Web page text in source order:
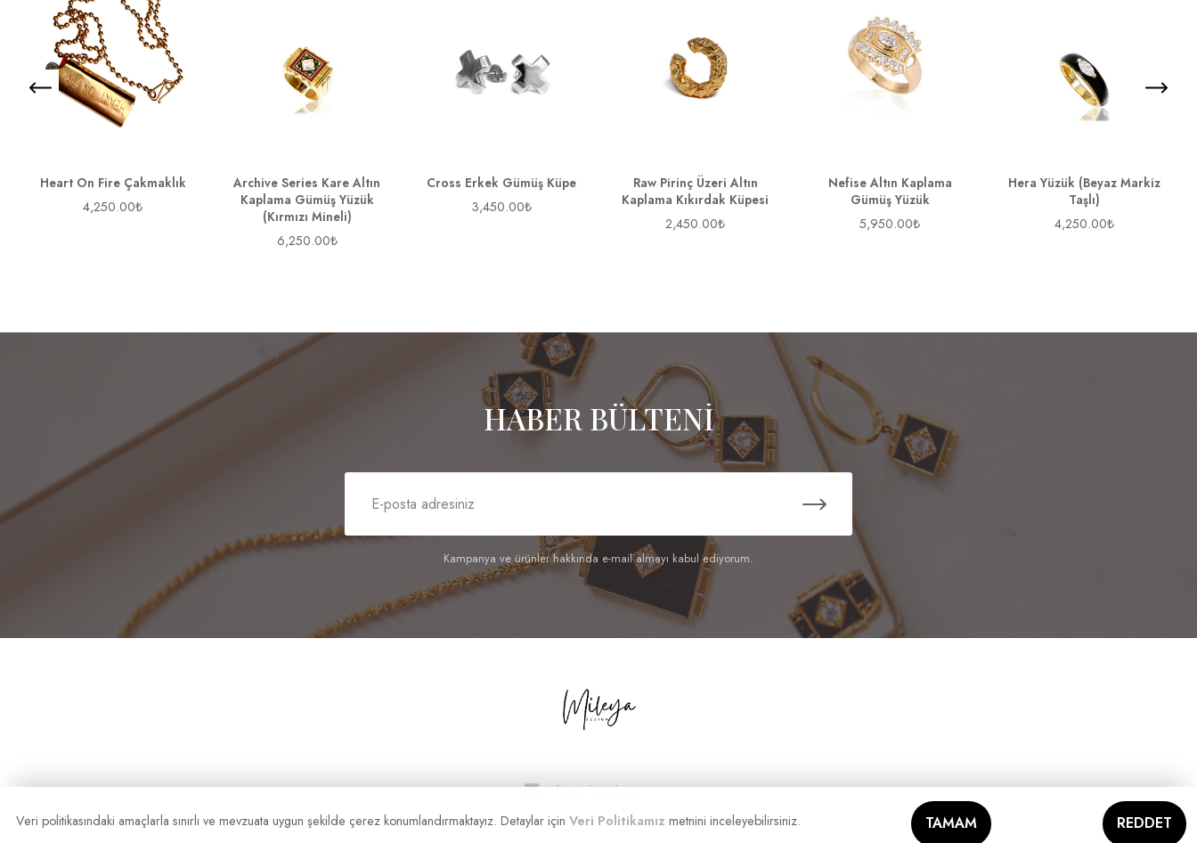
Heart On Fire Çakmaklık
4,250.00₺
Archive Series Kare Altın
Kaplama Gümüş Yüzük
(Kırmızı Mineli)
6,250.00₺
Cross Erkek Gümüş Küpe
3,450.00₺
Raw Pirinç Üzeri Altın
Kaplama Kıkırdak Küpesi
2,450.00₺
Nefise Altın Kaplama
Gümüş Yüzük
5,950.00₺
Hera Yüzük (Beyaz Markiz
Taşlı)
4,250.00₺
HABER BÜLTENİ
Kampanya ve ürünler hakkında e-mail almayı kabul ediyorum.
Veri politikasındaki amaçlarla sınırlı ve mevzuata uygun şekilde çerez konumlandırmaktayız. Detaylar için Veri Politikamız metnini inceleyebilirsiniz. TAMAM REDDET
info@mileyadesign.com